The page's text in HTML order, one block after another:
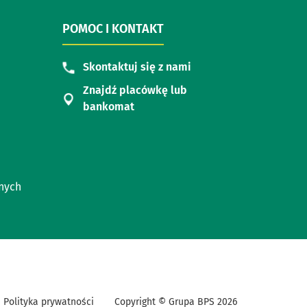
POMOC I KONTAKT
Skontaktuj się z nami
Znajdź placówkę lub
bankomat
Polityka prywatności Copyright © Grupa BPS 2026